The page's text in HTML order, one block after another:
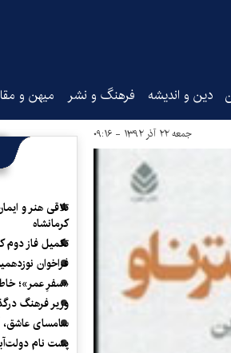
دین و اندیشه فرهنگ و نشر میهن و
جمعه ۲۲ آذر ۱۳۹۲ - ۰۹:۱۶
تلاقی هنر و
کرمانشاه
تکمیل فاز دوم
فراخوان
«سفرِ عمر»؛
وزیر فرهنگ
سامسای
پشت نام